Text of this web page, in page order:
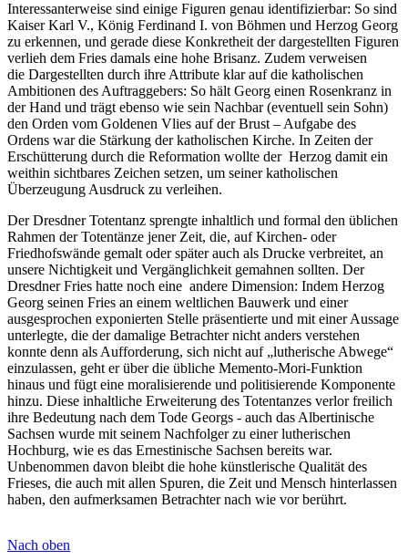
Interessanterweise sind einige Figuren genau identifizierbar: So sind
Kaiser Karl V., König Ferdinand I. von Böhmen und Herzog Georg
zu erkennen, und gerade diese Konkretheit der dargestellten Figuren
verlieh dem Fries damals eine hohe Brisanz. Zudem verweisen
die Dargestellten durch ihre Attribute klar auf die katholischen
Ambitionen des Auftraggebers: So hält Georg einen Rosenkranz in
der Hand und trägt ebenso wie sein Nachbar (eventuell sein Sohn)
den Orden vom Goldenen Vlies auf der Brust – Aufgabe des
Ordens war die Stärkung der katholischen Kirche. In Zeiten der
Erschütterung durch die Reformation wollte der Herzog damit ein
weithin sichtbares Zeichen setzen, um seiner katholischen
Überzeugung Ausdruck zu verleihen.
Der Dresdner Totentanz sprengte inhaltlich und formal den üblichen
Rahmen der Totentänze jener Zeit, die, auf Kirchen- oder
Friedhofswände gemalt oder später auch als Drucke verbreitet, an
unsere Nichtigkeit und Vergänglichkeit gemahnen sollten. Der
Dresdner Fries hatte noch eine andere Dimension: Indem Herzog
Georg seinen Fries an einem weltlichen Bauwerk und einer
ausgesprochen exponierten Stelle präsentierte und mit einer Aussage
unterlegte, die der damalige Betrachter nicht anders verstehen
konnte denn als Aufforderung, sich nicht auf „lutherische Abwege“
einzulassen, geht er über die übliche Memento-Mori-Funktion
hinaus und fügt eine moralisierende und politisierende Komponente
hinzu. Diese inhaltliche Erweiterung des Totentanzes verlor freilich
ihre Bedeutung nach dem Tode Georgs - auch das Albertinische
Sachsen wurde mit seinem Nachfolger zu einer lutherischen
Hochburg, wie es das Ernestinische Sachsen bereits war.
Unbenommen davon bleibt die hohe künstlerische Qualität des
Frieses, die auch mit allen Spuren, die Zeit und Mensch hinterlassen
haben, den aufmerksamen Betrachter nach wie vor berührt.
Nach oben